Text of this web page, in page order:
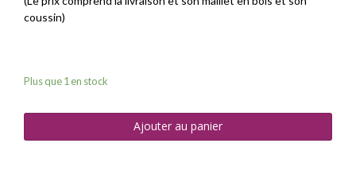
coussin)
Plus que 1 en stock
Ajouter au panier